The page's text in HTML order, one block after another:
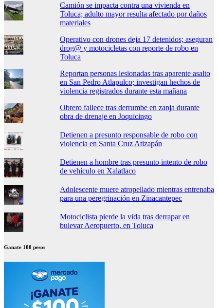
Camión se impacta contra una vivienda en
Toluca; adulto mayor resulta afectado por daños
materiales
Operativo con drones deja 17 detenidos; aseguran
drog@ y motocicletas con reporte de robo en
Toluca
Reportan personas lesionadas tras aparente asalto
en San Pedro Atlapulco; investigan hechos de
violencia registrados durante esta mañana
Obrero fallece tras derrumbe en zanja durante
obra de drenaje en Joquicingo
Detienen a presunto responsable de robo con
violencia en Santa Cruz Atizapán
Detienen a hombre tras presunto intento de robo
de vehículo en Xalatlaco
Adolescente muere atropellado mientras entrenaba
para una peregrinación en Zinacantepec
Motociclista pierde la vida tras derrapar en
bulevar Aeropuerto, en Toluca
Ganate 100 pesos